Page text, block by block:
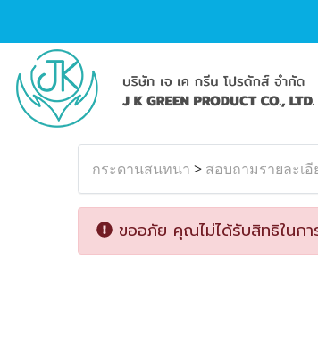
กระดานสนทนา > สอบถามรายละเอี
ขออภัย คุณไม่ได้รับสิทธิในกา